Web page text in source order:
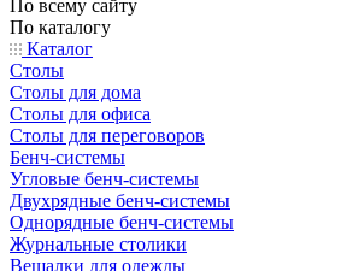
По всему сайту
По каталогу
Каталог
Столы
Столы для дома
Столы для офиса
Столы для переговоров
Бенч-системы
Угловые бенч-системы
Двухрядные бенч-системы
Однорядные бенч-системы
Журнальные столики
Вешалки для одежды